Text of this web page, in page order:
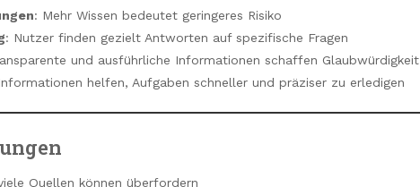
: Mehr Wissen bedeutet geringeres Risiko
: Nutzer finden gezielt Antworten auf spezifische Fragen
und ausführliche Informationen schaffen Glaubwürdigkeit
helfen, Aufgaben schneller und präziser zu erledigen
Quellen können überfordern